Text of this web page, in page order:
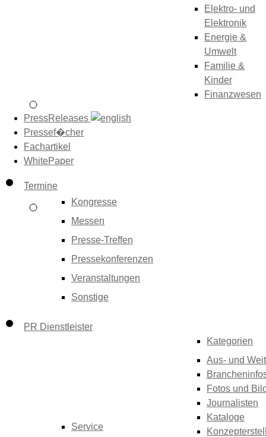
Elektro- und
Elektronik
Energie &
Umwelt
Familie &
Kinder
Finanzwesen
PressReleases
Pressef�cher
Fachartikel
WhitePaper
Termine
Kongresse
Messen
Presse-Treffen
Pressekonferenzen
Veranstaltungen
Sonstige
PR Dienstleister
Service
Kategorien
Aus- und
Fotos und
Journalisten
Kataloge